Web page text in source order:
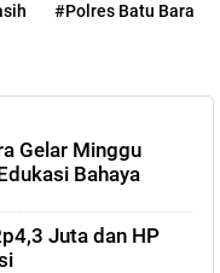
#Polres Batu Bara
Gelar Minggu
Bahaya
Juta dan HP